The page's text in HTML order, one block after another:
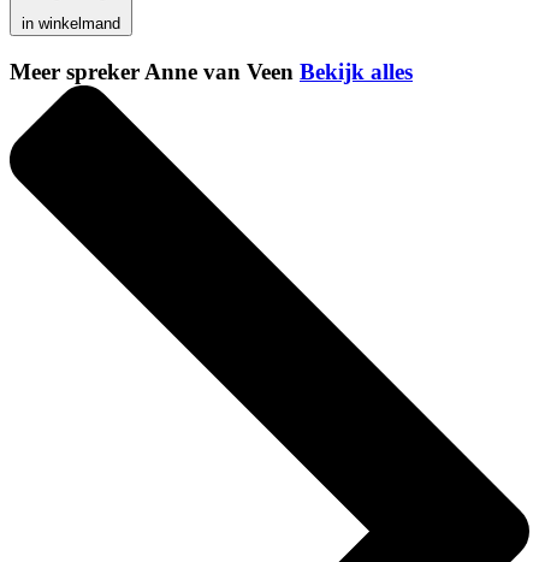
in winkelmand
Meer spreker Anne van Veen Bekijk alles